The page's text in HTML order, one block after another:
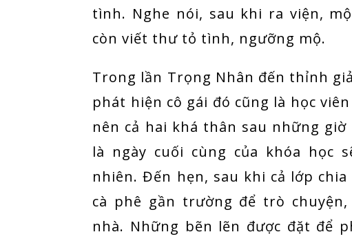
tình. Nghe nói, sau khi ra viện,
còn viết thư tỏ tình, ngưỡng mộ.
Trong lần Trọng Nhân đến thỉnh
phát hiện cô gái đó cũng là học
nên cả hai khá thân sau những
là ngày cuối cùng của khóa học
nhiên. Đến hẹn, sau khi cả lớp
cà phê gần trường để trò
nhà. Những bẽn lẽn được đặt để